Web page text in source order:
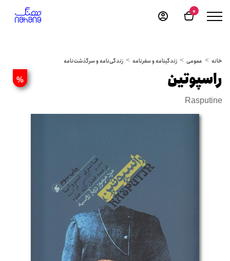
0
خانه عمومی زندگینامه و سفرنامه زندگی‌نامه و سرگذشت‌نامه
% راسپوتین
Rasputine